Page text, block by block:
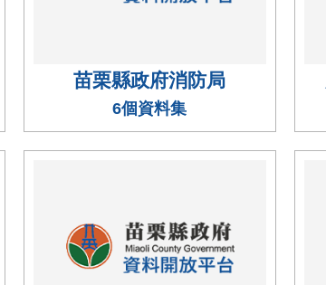
苗栗縣政府消防局
6個資料集